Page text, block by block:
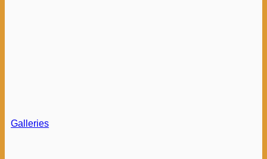
Galleries